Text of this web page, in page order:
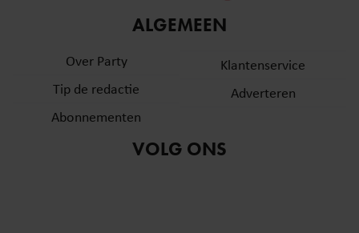
partners voor social media, adverteren en analyse. Deze
informatie die u aan ze heeft verstrekt of die ze hebben
verzameld op basis van uw gebruik van hun services. U
gebruiken.
ALGEMEEN
Over Party
Tip de redactie
Abonnementen
Klantenservice
Adverteren
VOLG ONS